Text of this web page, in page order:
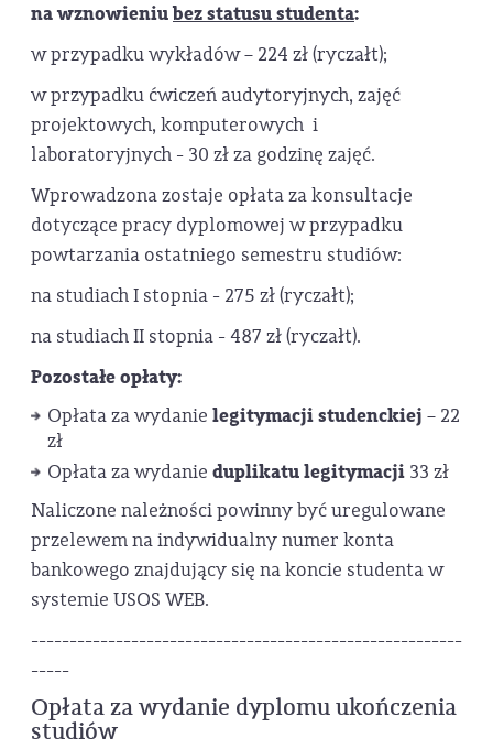
na wznowieniubez statusu studenta:
w przypadku wykładów – 224 zł (ryczałt);
w przypadku ćwiczeń audytoryjnych, zajęć
projektowych, komputerowych i
laboratoryjnych - 30 zł za godzinę zajęć.
Wprowadzona zostaje opłata za konsultacje
dotyczące pracy dyplomowej w przypadku
powtarzania ostatniego semestru studiów:
na studiach I stopnia - 275 zł (ryczałt);
na studiach II stopnia - 487 zł (ryczałt).
Pozostałe opłaty:
Opłata za wydanie legitymacji studenckiej – 22
zł
Opłata za wydanie duplikatu legitymacji33 zł
Naliczone należności powinny być uregulowane
przelewem na indywidualny numer konta
bankowego znajdujący się na koncie studenta w
systemie USOS WEB.
--------------------------------------------------------
-----
Opłata za wydanie dyplomu ukończenia
studiów